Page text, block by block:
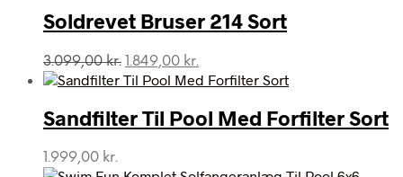
Soldrevet Bruser 214 Sort
3.099,00kr. Den
oprindelige
var:
3.099,00 kr..
1.849,00 kr.
aktuelle
er:
1.849,00 kr..
Sandfilter Til Pool Med Forfilter Sort
1.999,00 kr.